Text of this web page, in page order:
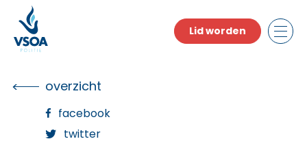
the
content
Lid worden
overzicht
facebook
twitter